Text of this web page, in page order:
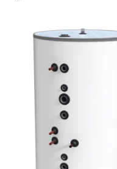
Søk om
Reservedeler
Be om tilbud